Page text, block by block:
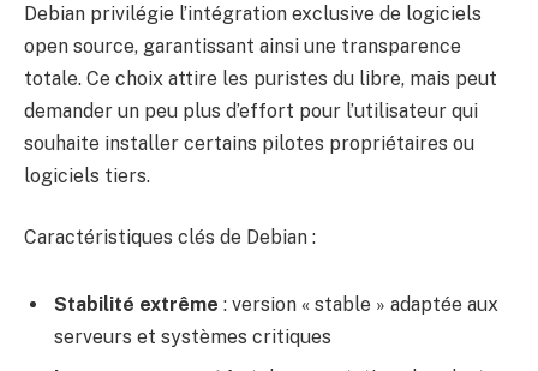
Debian privilégie l’intégration exclusive de logiciels
open source, garantissant ainsi une transparence
totale. Ce choix attire les puristes du libre, mais peut
demander un peu plus d’effort pour l’utilisateur qui
souhaite installer certains pilotes propriétaires ou
logiciels tiers.
Caractéristiques clés de Debian :
Stabilité extrême : version « stable » adaptée aux
serveurs et systèmes critiques